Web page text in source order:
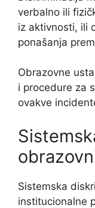
verbalno ili
iz aktivnosti, ili
ponašanja
Obrazovne
i procedure za
ovakve
Sistemska
institucionalne